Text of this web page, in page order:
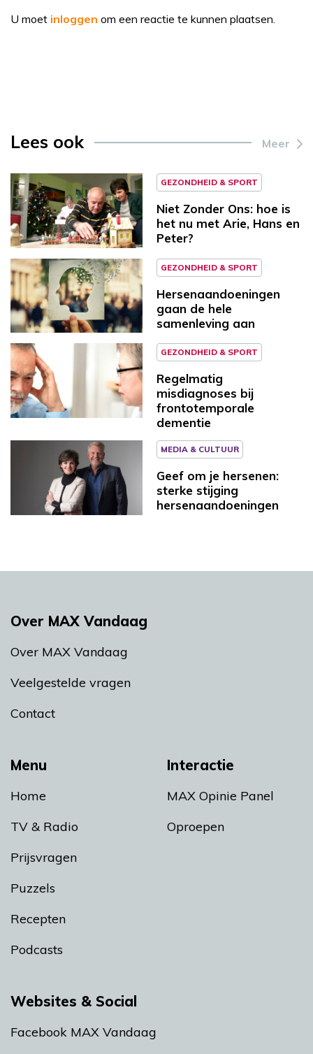
U moet inloggen om een reactie te kunnen plaatsen.
Lees ook Meer
GEZONDHEID & SPORT
Niet Zonder Ons: hoe is
het nu met Arie, Hans en
Peter?
GEZONDHEID & SPORT
Hersenaandoeningen
gaan de hele
samenleving aan
GEZONDHEID & SPORT
Regelmatig
misdiagnoses bij
frontotemporale
dementie
MEDIA & CULTUUR
Geef om je hersenen:
sterke stijging
hersenaandoeningen
Menu
Home
TV & Radio
Prijsvragen
Puzzels
Recepten
Podcasts
Interactie
MAX Opinie Panel
Oproepen
Over MAX Vandaag
Over MAX Vandaag
Veelgestelde vragen
Contact
Websites & Social
Facebook MAX Vandaag